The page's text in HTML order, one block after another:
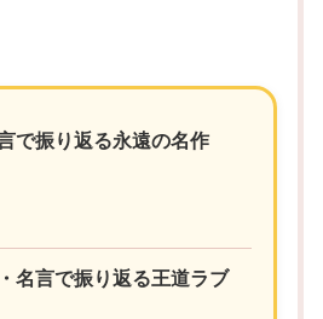
で振り返る永遠の名作
名言で振り返る王道ラブ